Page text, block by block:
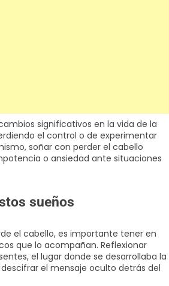
significativos en la vida de la
el control o de experimentar
soñar con perder el cabello
o ansiedad ante situaciones
sueños
el cabello, es importante tener en
que lo acompañan. Reflexionar
el lugar donde se desarrollaba la
el mensaje oculto detrás del